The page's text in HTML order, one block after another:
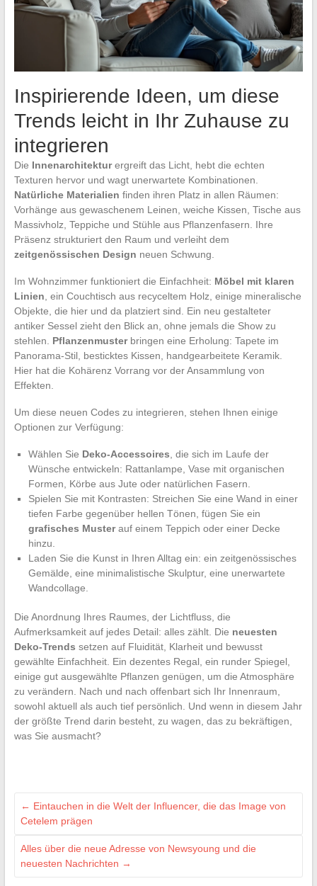
Inspirierende Ideen, um diese
Trends leicht in Ihr Zuhause zu
integrieren
Die Innenarchitekturergreift das Licht, hebt die echten
Texturen hervor und wagt unerwartete Kombinationen.
Natürliche Materialien finden ihren Platz in allen Räumen:
Vorhänge aus gewaschenem Leinen, weiche Kissen, Tische aus
Massivholz, Teppiche und Stühle aus Pflanzenfasern. Ihre
Präsenz strukturiert den Raum und verleiht dem
zeitgenössischen Design neuen Schwung.
Im Wohnzimmer funktioniert die Einfachheit: Möbel mit klaren
Linien , ein Couchtisch aus recyceltem Holz, einige mineralische
Objekte, die hier und da platziert sind. Ein neu gestalteter
antiker Sessel zieht den Blick an, ohne jemals die Show zu
stehlen. Pflanzenmusterbringen eine Erholung: Tapete im
Panorama-Stil, besticktes Kissen, handgearbeitete Keramik.
Hier hat die Kohärenz Vorrang vor der Ansammlung von
Effekten.
Um diese neuen Codes zu integrieren, stehen Ihnen einige
Optionen zur Verfügung:
Wählen Sie Deko-Accessoires , die sich im Laufe der
Wünsche entwickeln: Rattanlampe, Vase mit organischen
Formen, Körbe aus Jute oder natürlichen Fasern.
Spielen Sie mit Kontrasten: Streichen Sie eine Wand in einer
tiefen Farbe gegenüber hellen Tönen, fügen Sie ein
grafisches Musterauf einem Teppich oder einer Decke
hinzu.
Laden Sie die Kunst in Ihren Alltag ein: ein zeitgenössisches
Gemälde, eine minimalistische Skulptur, eine unerwartete
Wandcollage.
Die Anordnung Ihres Raumes, der Lichtfluss, die
Aufmerksamkeit auf jedes Detail: alles zählt. Die neuesten
Deko-Trends setzen auf Fluidität, Klarheit und bewusst
gewählte Einfachheit. Ein dezentes Regal, ein runder Spiegel,
einige gut ausgewählte Pflanzen genügen, um die Atmosphäre
zu verändern. Nach und nach offenbart sich Ihr Innenraum,
sowohl aktuell als auch tief persönlich. Und wenn in diesem Jahr
der größte Trend darin besteht, zu wagen, das zu bekräftigen,
was Sie ausmacht?
← Eintauchen in die Welt der Influencer, die das Image von
Cetelem prägen
Alles über die neue Adresse von Newsyoung und die
neuesten Nachrichten →